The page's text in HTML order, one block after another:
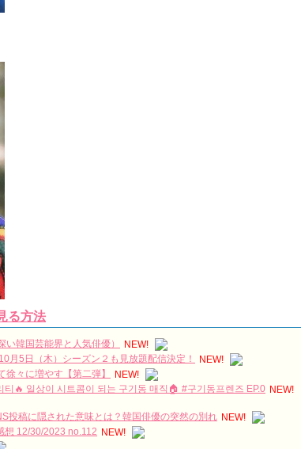
る方法
韓国芸能界と人気俳優）
NEW!
月5日（木）シーズン２も見放題配信決定！
NEW!
徐々に増やす【第二弾】
NEW!
🔥 일상이 시트콤이 되는 구기동 매직🏠 #구기동프렌즈 EP.0 NEW!
稿に隠された意味とは？韓国俳優の突然の別れ NEW!
想 12/30/2023 no.112 NEW!